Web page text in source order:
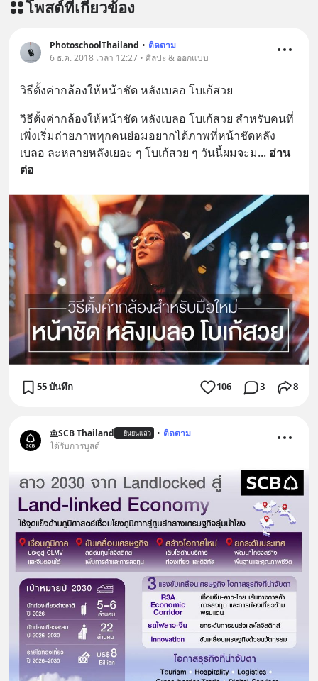
โพสต์ที่เกี่ยวข้อง
PhotoschoolThailand • ติดตาม
6 ธ.ค. 2018 เวลา 12:27 • ศิลปะ & ออกแบบ
วิธีตั้งค่ากล้องให้หน้าชัด หลังเบลอ โบเก้สวย
วิธีตั้งค่ากล้องให้หน้าชัด หลังเบลอ โบเก้สวย สำหรับคนที่
เพิ่งเริ่มถ่ายภาพทุกคนย่อมอยากได้ภาพที่หน้าชัดหลัง
เบลอ ละหลายหลังเยอะ ๆ โบเก้สวย ๆ วันนี้ผมจะม... อ่าน
ต่อ
55 บันทึก 106 3 8
SCB Thailand ยืนยันแล้ว • ติดตาม
ได้รับการบูสต์